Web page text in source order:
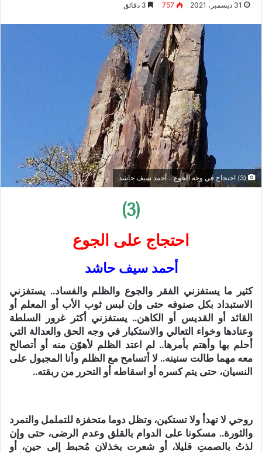
31 ديسمبر، 2021 757
(3) احتجاج في وجه الجوع .. أحمد سيف حاشد
(3)
احتجاج على الجوع
أحمد سيف حاشد
كثير ما يستفزني الفقر والجوع والظلم والفساد.. يستفزني
الاستبداد بكل صنوفه حتى وإن لبس ثوب الأب أو المعلم أو
القائد أو القديس أو الكاهن.. يستفزني أكثر غرور السلطة
وعنادها وخواء التعالي والاستكبار في وجه الحق والعدالة التي
أحلم بها وأهتم بأمرها.. لم اعتد الظلم لأهوّن منه أو أتصالح
معه مهما طالت سنينه.. لا أتسامح مع الظلم وأنا المجبول على
النسيان، حتى يتم كسره أو اسقاطه أو التحرر من ربقته..
روحي لا تهدأ ولا تستكين، وتظل دوما متحفزة للتململ والتمرد
والثورة.. مسكونا على الدوام بالقلق وعدم الرضى، حتى وإن
لذتُ بالصمتِ قليلا، أو شعرت بخذلان مُحبط إلى حين، أو